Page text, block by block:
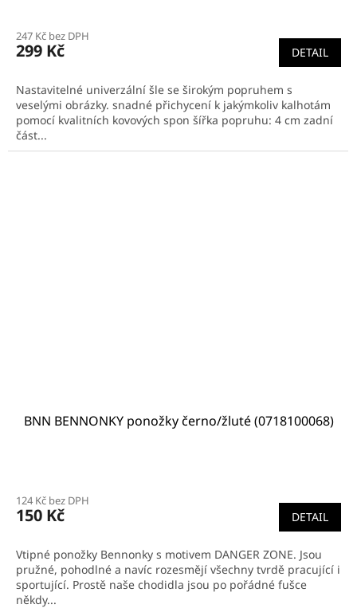
produktu
je
z
5
hvězdiček.
247 Kč bez DPH
299 Kč DETAIL
Nastavitelné univerzální šle se širokým popruhem s
veselými obrázky. snadné přichycení k jakýmkoliv kalhotám
pomocí kvalitních kovových spon šířka popruhu: 4 cm zadní
část...
BNN BENNONKY ponožky černo/žluté (0718100068)
124 Kč bez DPH
150 Kč DETAIL
Vtipné ponožky Bennonky s motivem DANGER ZONE. Jsou
pružné, pohodlné a navíc rozesmějí všechny tvrdě pracující i
sportující. Prostě naše chodidla jsou po pořádné fušce
někdy...